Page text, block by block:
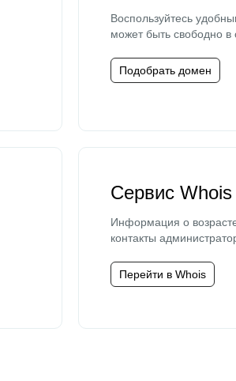
Воспользуйтесь
может быть свободно в
Подобрать домен
Сервис Whois
Информация о
контакты
Перейти в Whois